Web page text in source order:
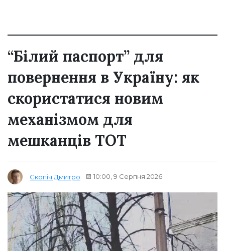
“Білий паспорт” для
повернення в Україну: як
скористатися новим
механізмом для
мешканців ТОТ
Скопіч Дмитро 10:00, 9 Серпня 2026